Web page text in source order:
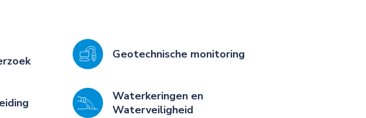
Geotechnische monitoring
Waterkeringen en
Waterveiligheid